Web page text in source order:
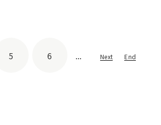
5 6 ... Next End